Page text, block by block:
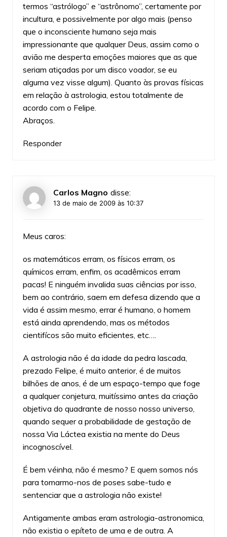
termos “astrólogo” e “astrônomo”, certamente por
incultura, e possivelmente por algo mais (penso
que o inconsciente humano seja mais
impressionante que qualquer Deus, assim como o
avião me desperta emoções maiores que as que
seriam atiçadas por um disco voador, se eu
alguma vez visse algum). Quanto às provas físicas
em relação à astrologia, estou totalmente de
acordo com o Felipe.
Abraços.
Responder
Carlos Magno disse:
13 de maio de 2009 às 10:37
Meus caros:
os matemáticos erram, os físicos erram, os
químicos erram, enfim, os acadêmicos erram
pacas! E ninguém invalida suas ciências por isso,
bem ao contrário, saem em defesa dizendo que a
vida é assim mesmo, errar é humano, o homem
está ainda aprendendo, mas os métodos
cientifícos são muito eficientes, etc….
A astrologia não é da idade da pedra lascada,
prezado Felipe, é muito anterior, é de muitos
bilhões de anos, é de um espaço-tempo que foge
a qualquer conjetura, muitíssimo antes da criação
objetiva do quadrante de nosso nosso universo,
quando sequer a probabilidade de gestação de
nossa Via Láctea existia na mente do Deus
incognoscível.
É bem véinha, não é mesmo? E quem somos nós
para tomarmo-nos de poses sabe-tudo e
sentenciar que a astrologia não existe!
Antigamente ambas eram astrologia-astronomica,
não existia o epíteto de uma e de outra. A